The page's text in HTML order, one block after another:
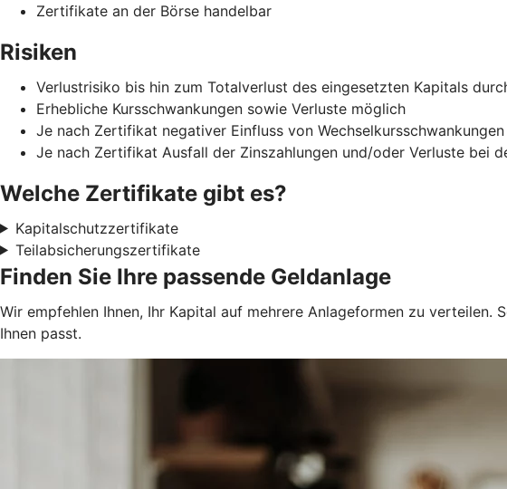
Zertifikate an der Börse handelbar
Risiken
Verlustrisiko bis hin zum Totalverlust des eingesetzten Kapitals
Erhebliche Kursschwankungen sowie Verluste möglich
Je nach Zertifikat negativer Einfluss von
Je nach Zertifikat Ausfall der Zinszahlungen und/oder Verluste bei
Welche Zertifikate gibt es?
Kapitalschutzzertifikate
Teilabsicherungszertifikate
Finden Sie Ihre passende Geldanlage
Wir empfehlen Ihnen, Ihr Kapital auf mehrere Anlageformen zu verteilen.
Ihnen passt.